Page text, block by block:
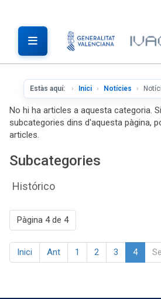
Estàs aquí: Inici Notícies
No hi ha articles a aquesta categoria.
subcategories dins d'aquesta pàgina,
articles.
Subcategories
Histórico
Pàgina 4 de 4
Inici Ant 1 2 3 4